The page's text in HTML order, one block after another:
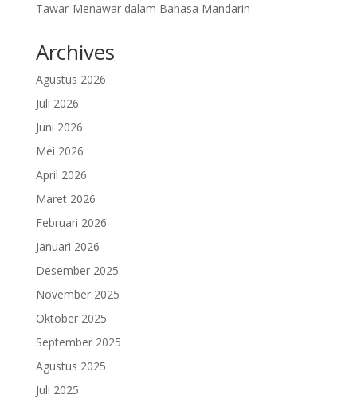
Tawar-Menawar dalam Bahasa Mandarin
Archives
Agustus 2026
Juli 2026
Juni 2026
Mei 2026
April 2026
Maret 2026
Februari 2026
Januari 2026
Desember 2025
November 2025
Oktober 2025
September 2025
Agustus 2025
Juli 2025